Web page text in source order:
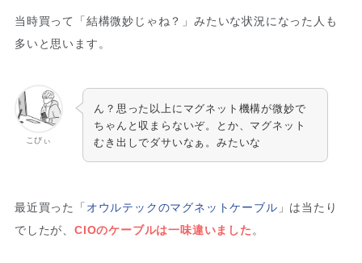
当時買って「結構微妙じゃね？」みたいな状況になった人も
多いと思います。
こびぃ
ん？思った以上にマグネット機構が微妙で
ちゃんと収まらないぞ。とか、マグネット
むき出しでダサいなぁ。みたいな
最近買った「 オウルテックのマグネットケーブル 」は当たり
でしたが、 CIOのケーブルは一味違いました 。